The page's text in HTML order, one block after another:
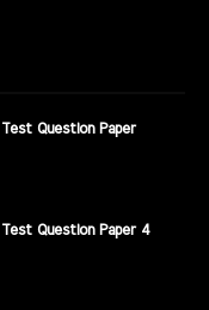
Test Question Paper
Test Question Paper 4